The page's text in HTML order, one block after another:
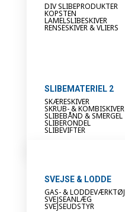
DIV SLIBEPRODUKTER
KOPSTEN
LAMELSLIBESKIVER
RENSESKIVER & VLIERS
SLIBEMATERIEL 2
SKÆRESKIVER
SKRUB- & KOMBISKIVER
SLIBEBÅND & SMERGEL
SLIBERONDEL
SLIBEVIFTER
SVEJSE & LODDE
GAS- & LODDEVÆRKTØJ
SVEJSEANLÆG
SVEJSEUDSTYR